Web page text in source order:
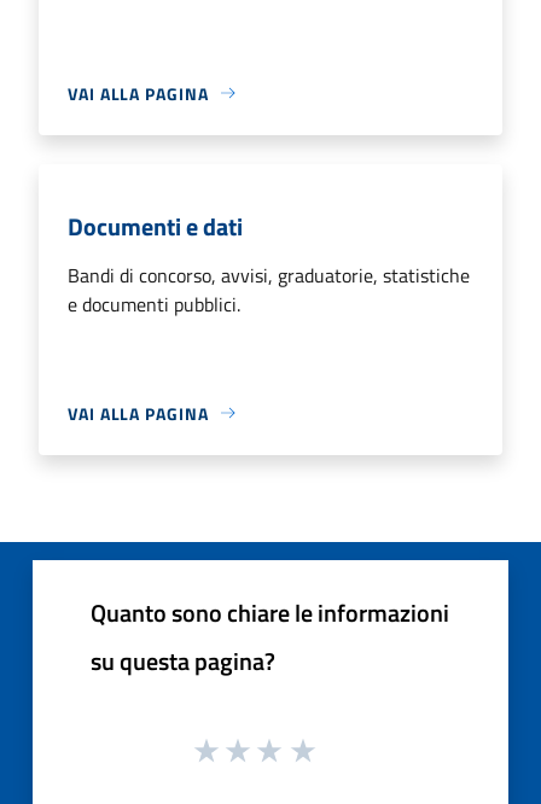
VAI ALLA PAGINA
Documenti e dati
Bandi di concorso, avvisi, graduatorie, statistiche
e documenti pubblici.
VAI ALLA PAGINA
Quanto sono chiare le informazioni
su questa pagina?